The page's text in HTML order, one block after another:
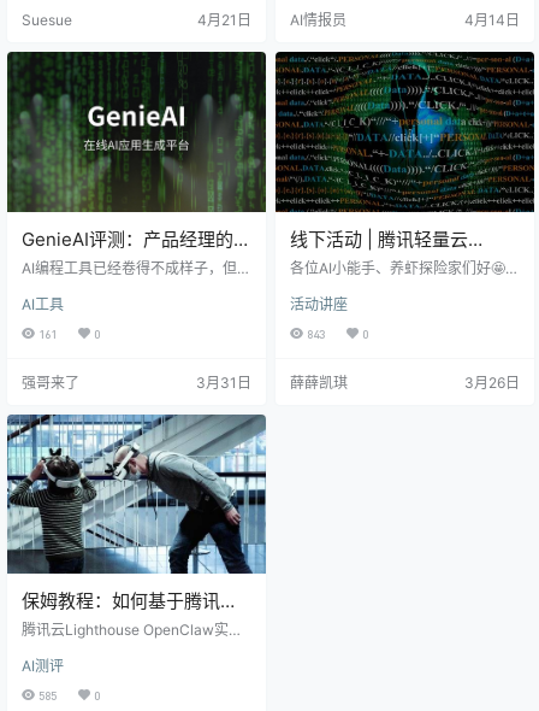
尖大模型。 海外版官网地址👉：qcl
👉：https://docs.google.com/form
s/d/e/1FAIpQLSeIfEzlO…
Suesue 4月21日
Agent也是今年发布后就迅速走红的
tars。 Hermes Agent更强调可成长
性：它不仅具备更持久的记忆与更
精准的回忆能力，还引入了完…
AI情报员 4月14日
GenieAI评测：产品经理的福
音还是程序员的威胁
AI编程工具已经卷得不成样子，但说
做到位的，还真没几个。GenieAI的
出现，让我看到了一种不一样的思
路。 GenieAI是腾讯云CodeBuddy
户通过自然语言描述即可生成包含
页、小程序、2D游戏等多种类型，
目前处于公测阶段，免费领取1000
Credits。 这事儿有意思。我们来…
AI工具
161 0
强哥来了 3月31日
线下活动 | 腾讯轻量云
OpenClaw云上部署公益活
各位AI小能手、养虾探险家们好🤩
活动正式开启！零门槛、纯公益，
只需带上你的电脑，就能开启一场
从“装虾”到“养虾”的一站式服务体验
称：腾讯轻量云OpenClaw云上部署
活动讲座
843 0
薛薛凯琪 3月26日
保姆教程：如何基于腾讯云
部署企业微信版
腾讯云Lighthouse OpenClaw实例
s://buy.cloud.tencent.com/lightho
use • 划动页面到中部，找到海外节
AI测评
585 0